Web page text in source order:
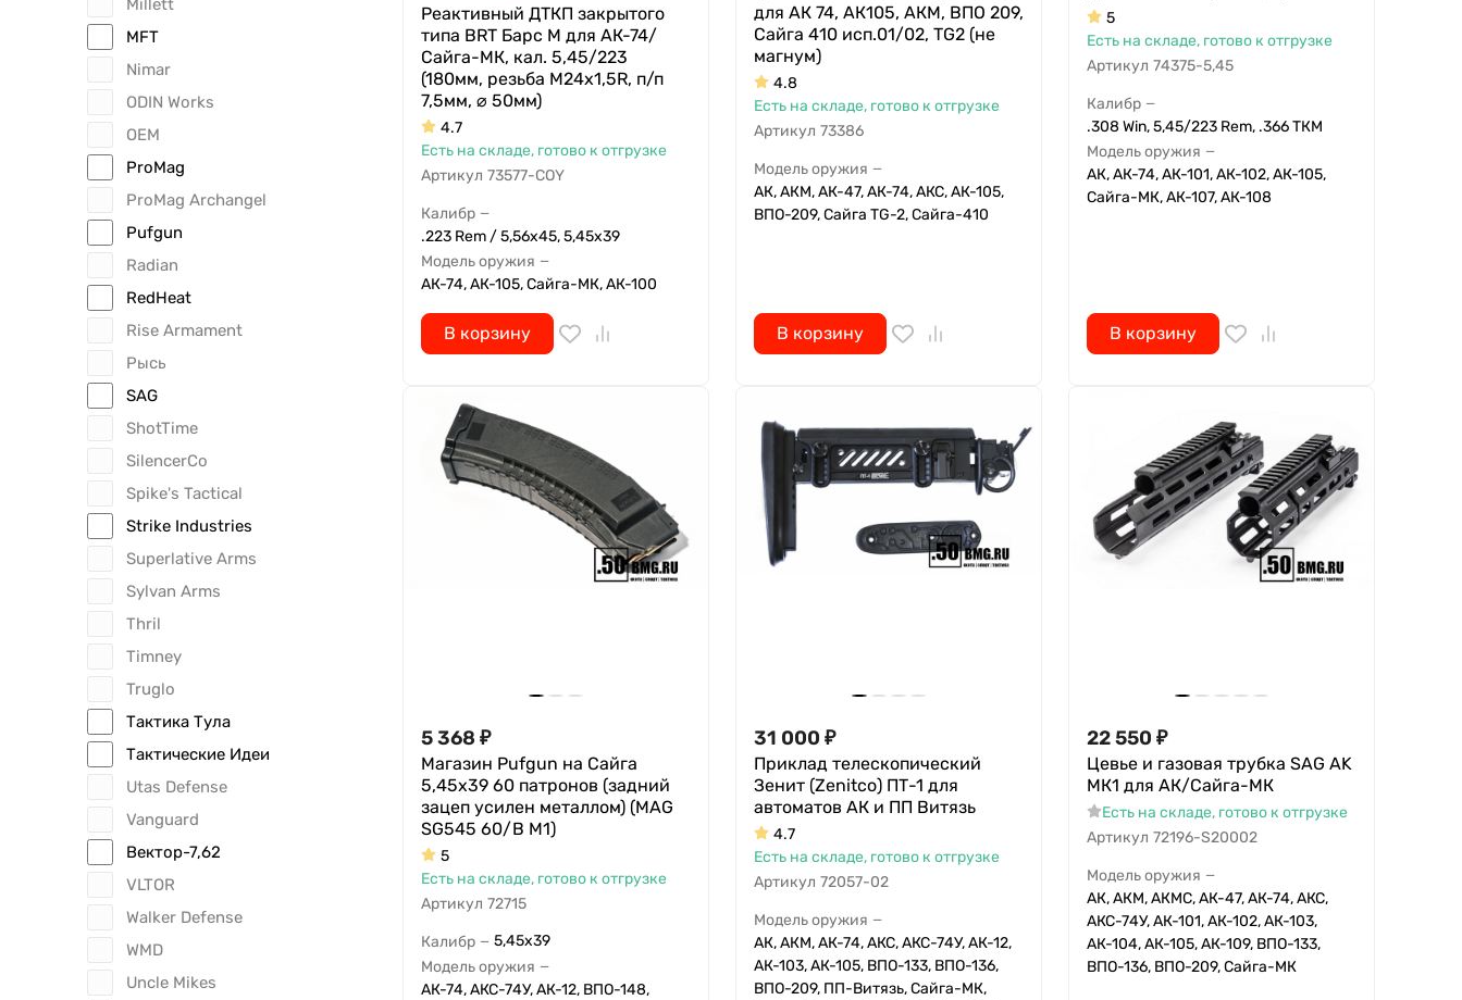
MFT
Nimar
ODIN Works
OEM
ProMag
ProMag Archangel
Pufgun
Radian
RedHeat
Rise Armament
Рысь
SAG
ShotTime
SilencerCo
Spike's Tactical
Strike Industries
Superlative Arms
Sylvan Arms
Thril
Timney
Truglo
Тактика Тула
Тактические Идеи
Utas Defense
Vanguard
Вектор-7,62
VLTOR
Walker Defense
WMD
Uncle Mikes
Реактивный ДТКП закрытого
типа BRT Барс М для АК-74/
Сайга-МК, кал. 5,45/223
(180мм, резьба M24х1,5R, п/п
7,5мм, ⌀ 50мм)
4.7
Есть на складе, готово к отгрузке
Артикул 73577-COY
Калибр —
.223 Rem / 5,56x45, 5,45х39
Модель оружия —
АК-74, АК-105, Сайга-МК, АК-100
В корзину
для АК 74, АК105, АКМ, ВПО 209,
Сайга 410 исп.01/02, TG2 (не
магнум)
4.8
Есть на складе, готово к отгрузке
Артикул 73386
Модель оружия —
АК, АКМ, АК-47, АК-74, АКС, АК-105,
ВПО-209, Сайга TG-2, Сайга-410
В корзину
5
Есть на складе, готово к отгрузке
Артикул 74375-5,45
Калибр —
.308 Win, 5,45/223 Rem, .366 ТКМ
Модель оружия —
АК, АК-74, АК-101, АК-102, АК-105,
Сайга-МК, АК-107, АК-108
В корзину
5 368 ₽
Магазин Pufgun на Сайга
5,45х39 60 патронов (задний
зацеп усилен металлом) (MAG
SG545 60/B M1)
5
Есть на складе, готово к отгрузке
Артикул 72715
Калибр — 5,45x39
Модель оружия —
АК-74, АКС-74У, АК-12, ВПО-148,
31 000 ₽
Приклад телескопический
Зенит (Zenitco) ПТ-1 для
автоматов АК и ПП Витязь
4.7
Есть на складе, готово к отгрузке
Артикул 72057-02
Модель оружия —
АК, АКМ, АК-74, АКС, АКС-74У, АК-12,
АК-103, АК-105, ВПО-133, ВПО-136,
ВПО-209, ПП-Витязь, Сайга-МК,
22 550 ₽
Цевье и газовая трубка SAG AK
МК1 для АК/Сайга-МК
Есть на складе, готово к отгрузке
Артикул 72196-S20002
Модель оружия —
АК, АКМ, АКМС, АК-47, АК-74, АКС,
АКС-74У, АК-101, АК-102, АК-103,
АК-104, АК-105, АК-109, ВПО-133,
ВПО-136, ВПО-209, Сайга-МК